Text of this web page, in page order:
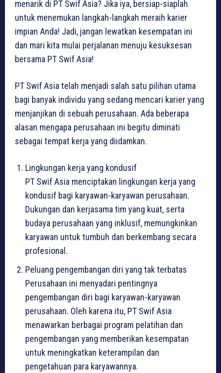
menarik di PT Swif Asia? Jika iya, bersiap-siaplah
untuk menemukan langkah-langkah meraih karier
impian Anda! Jadi, jangan lewatkan kesempatan ini
dan mari kita mulai perjalanan menuju kesuksesan
bersama PT Swif Asia!
PT Swif Asia telah menjadi salah satu pilihan utama
bagi banyak individu yang sedang mencari karier yang
menjanjikan di sebuah perusahaan. Ada beberapa
alasan mengapa perusahaan ini begitu diminati
sebagai tempat kerja yang diidamkan.
Lingkungan kerja yang kondusif
PT Swif Asia menciptakan lingkungan kerja yang
kondusif bagi karyawan-karyawan perusahaan.
Dukungan dan kerjasama tim yang kuat, serta
budaya perusahaan yang inklusif, memungkinkan
karyawan untuk tumbuh dan berkembang secara
profesional.
Peluang pengembangan diri yang tak terbatas
Perusahaan ini menyadari pentingnya
pengembangan diri bagi karyawan-karyawan
perusahaan. Oleh karena itu, PT Swif Asia
menawarkan berbagai program pelatihan dan
pengembangan yang memberikan kesempatan
untuk meningkatkan keterampilan dan
pengetahuan para karyawannya.